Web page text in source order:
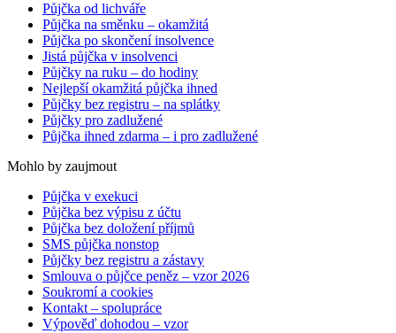
Půjčka od lichváře
Půjčka na směnku – okamžitá
Půjčka po skončení insolvence
Jistá půjčka v insolvenci
Půjčky na ruku – do hodiny
Nejlepší okamžitá půjčka ihned
Půjčky bez registru – na splátky
Půjčky pro zadlužené
Půjčka ihned zdarma – i pro zadlužené
Mohlo by zaujmout
Půjčka v exekuci
Půjčka bez výpisu z účtu
Půjčka bez doložení příjmů
SMS půjčka nonstop
Půjčky bez registru a zástavy
Smlouva o půjčce peněz – vzor 2026
Soukromí a cookies
Kontakt – spolupráce
Výpověď dohodou – vzor